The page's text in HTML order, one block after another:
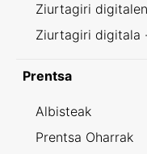
Ziurtagiri
Ziurtagiri digitala
Prentsa
Albisteak
Prentsa Oharrak